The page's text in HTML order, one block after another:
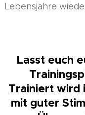
Lebensjahre
Lasst euch
Trainiert wird
mit guter